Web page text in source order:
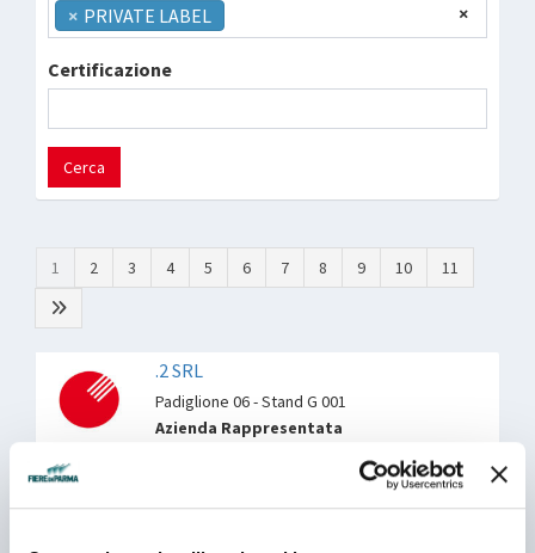
×
× PRIVATE LABEL
Certificazione
Cerca
1 2 3 4 5 6 7 8 9 10 11
.2 SRL
Padiglione 06 - Stand G 001
Azienda Rappresentata